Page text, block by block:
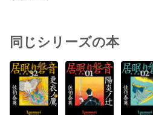
同じシリーズの本